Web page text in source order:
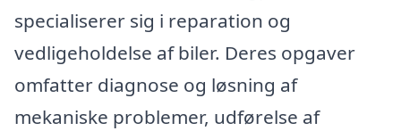
specialiserer sig i reparation og
vedligeholdelse af biler. Deres opgaver
omfatter diagnose og løsning af
mekaniske problemer, udførelse af